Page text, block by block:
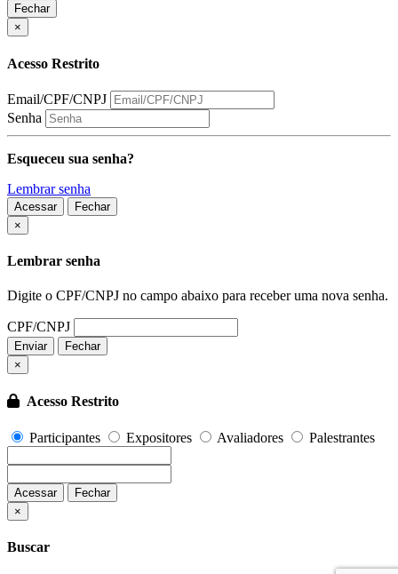
Fechar
×
Acesso Restrito
Email/CPF/CNPJ
Senha
Esqueceu sua senha?
Lembrar senha
Acessar
Fechar
×
Lembrar senha
Digite o CPF/CNPJ no campo abaixo para receber uma nova senha.
CPF/CNPJ
Enviar
Fechar
×
Acesso Restrito
Participantes Expositores Avaliadores Palestrantes
Acessar
Fechar
×
Buscar